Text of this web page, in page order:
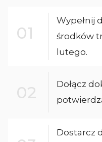
Wypełnij
środków
lutego.
Dołącz
Dostarcz